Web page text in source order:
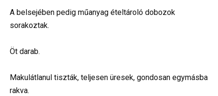
A belsejében pedig műanyag ételtároló dobozok
sorakoztak.
Öt darab.
Makulátlanul tiszták, teljesen üresek, gondosan egymásba
rakva.